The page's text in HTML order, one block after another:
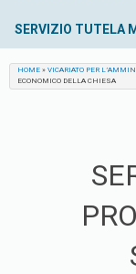
SERVIZIO TUTELA
HOME » VICARIATO PER
ECONOMICO DELLA CHIESA